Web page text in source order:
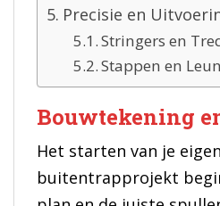
Precisie en
Stringers en
Stappen en
Bouwtekening
Het starten van je
buitentrapprojekt